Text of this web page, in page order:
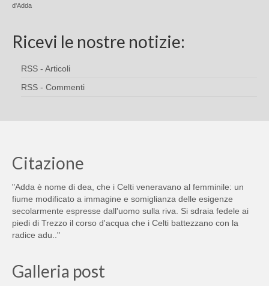
d'Adda
Ricevi le nostre notizie:
RSS - Articoli
RSS - Commenti
Citazione
"Adda è nome di dea, che i Celti veneravano al femminile: un
fiume modificato a immagine e somiglianza delle esigenze
secolarmente espresse dall'uomo sulla riva. Si sdraia fedele ai
piedi di Trezzo il corso d'acqua che i Celti battezzano con la
radice adu.."
Galleria post